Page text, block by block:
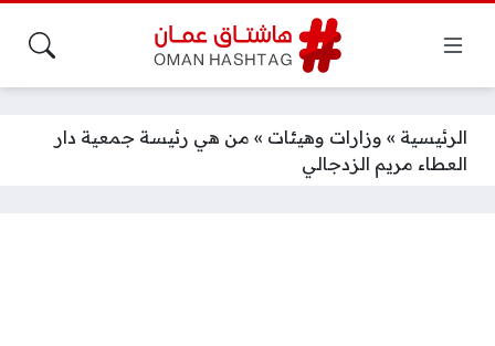
الرئيسية » وزارات وهيئات » من هي رئيسة جمعية دار
العطاء مريم الزدجالي